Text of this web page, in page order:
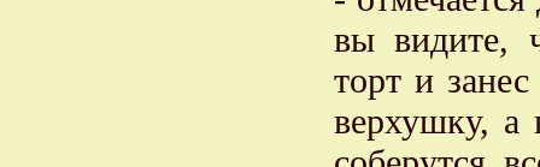
вы видите,
торт и
верхушку, а